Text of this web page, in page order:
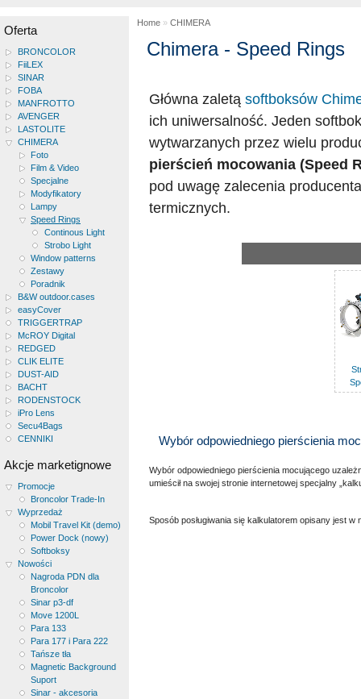
Oferta
BRONCOLOR
FiiLEX
SINAR
FOBA
MANFROTTO
AVENGER
LASTOLITE
CHIMERA
Foto
Film & Video
Specjalne
Modyfikatory
Lampy
Speed Rings
Continous Light
Strobo Light
Window patterns
Zestawy
Poradnik
B&W outdoor.cases
easyCover
TRIGGERTRAP
McROY Digital
REDGED
CLIK ELITE
DUST-AID
BACHT
RODENSTOCK
iPro Lens
Secu4Bags
CENNIKI
Akcje marketignowe
Promocje
Broncolor Trade-In
Wyprzedaż
Mobil Travel Kit (demo)
Power Dock (nowy)
Softboksy
Nowości
Nagroda PDN dla
Broncolor
Sinar p3-df
Move 1200L
Para 133
Para 177 i Para 222
Tańsze tła
Magnetic Background
Suport
Sinar - akcesoria
Home » CHIMERA
Chimera - Speed Rings
Główna zaletą softboksów
ich uniwersalność. Jeden
wytwarzanych przez wielu
pierścień mocowania (Speed
pod uwagę zalecenia
termicznych.
Wybór odpowiedniego pierścienia
Wybór odpowiedniego pierścienia mocującego
umieścił na swojej stronie internetowej specjalny
Sposób posługiwania się kalkulatorem opisany jest w